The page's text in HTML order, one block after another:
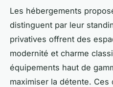
Les hébergements
distinguent par leur
privatives offrent des
modernité et charme
équipements haut de
maximiser la détente.